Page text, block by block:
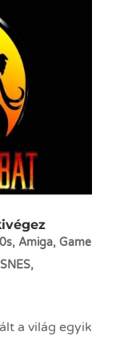
, Amiga, Game
SNES,
a világ egyik